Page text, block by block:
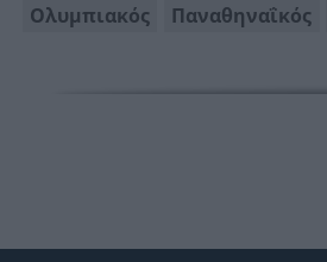
Ολυμπιακός
Παναθηναΐκός